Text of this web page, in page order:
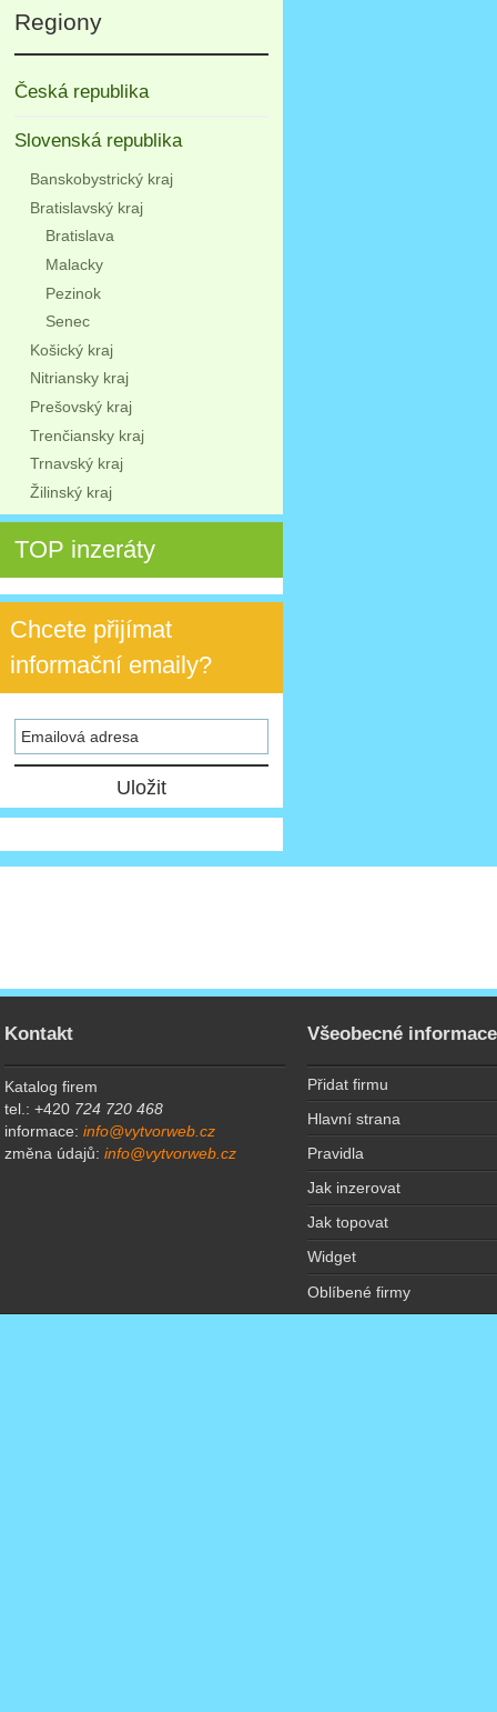
Regiony
Česká republika
Slovenská republika
Banskobystrický kraj
Bratislavský kraj
Bratislava
Malacky
Pezinok
Senec
Košický kraj
Nitriansky kraj
Prešovský kraj
Trenčiansky kraj
Trnavský kraj
Žilinský kraj
TOP inzeráty
Chcete přijímat
informační emaily?
Kontakt
Katalog firem
tel.: +420 724 720 468
informace:info@vytvorweb.cz
změna údajů:info@vytvorweb.cz
Všeobecné informace
Přidat firmu
Hlavní strana
Pravidla
Jak inzerovat
Jak topovat
Widget
Oblíbené firmy